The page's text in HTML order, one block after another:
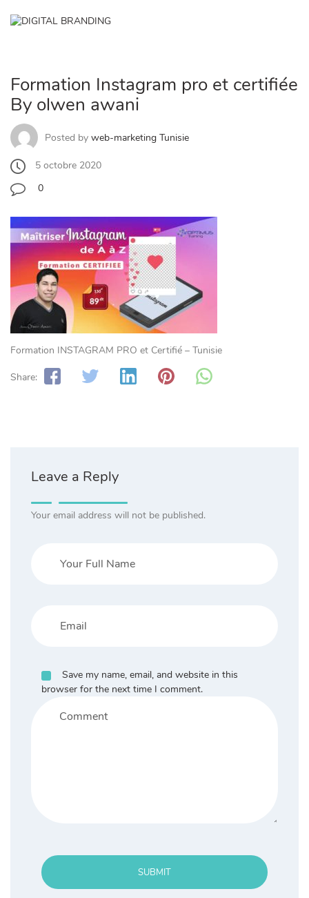
Formation Instagram pro et certifiée
By olwen awani
Posted by web-marketing Tunisie
5 octobre 2020
0
Formation INSTAGRAM PRO et Certifié – Tunisie
Share:
Leave a Reply
Your email address will not be published.
Save my name, email, and website in this
browser for the next time I comment.
SUBMIT